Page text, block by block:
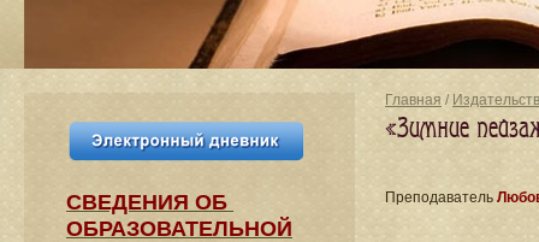
Главная /
«Зимние
Преподаватель
СВЕДЕНИЯ​ ОБ
ОБРАЗОВАТЕЛЬНОЙ